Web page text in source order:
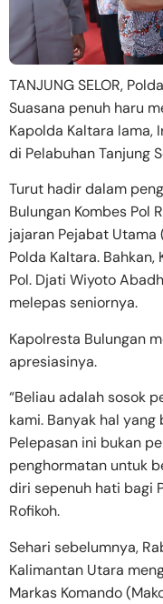
TANJUNG SELOR,
Suasana penuh haru
Kapolda Kaltara lama,
di Pelabuhan Tanjung
Turut hadir dalam
Bulungan Kombes Pol
jajaran Pejabat Utama
Polda Kaltara.
Pol. Djati Wiyoto
melepas seniornya.
Kapolresta Bulungan
apresiasinya.
“Beliau adalah sosok
kami. Banyak hal
Pelepasan ini bukan
penghormatan untuk
diri sepenuh hati bagi
Rofikoh.
Sehari sebelumnya,
Kalimantan Utara
Markas Komando